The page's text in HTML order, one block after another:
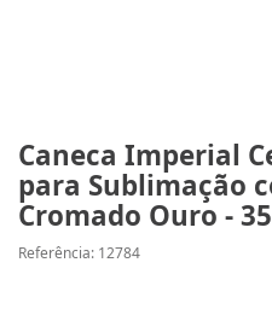
Caneca Imperial
para Sublimação
Cromado Ouro -
Referência: 12784